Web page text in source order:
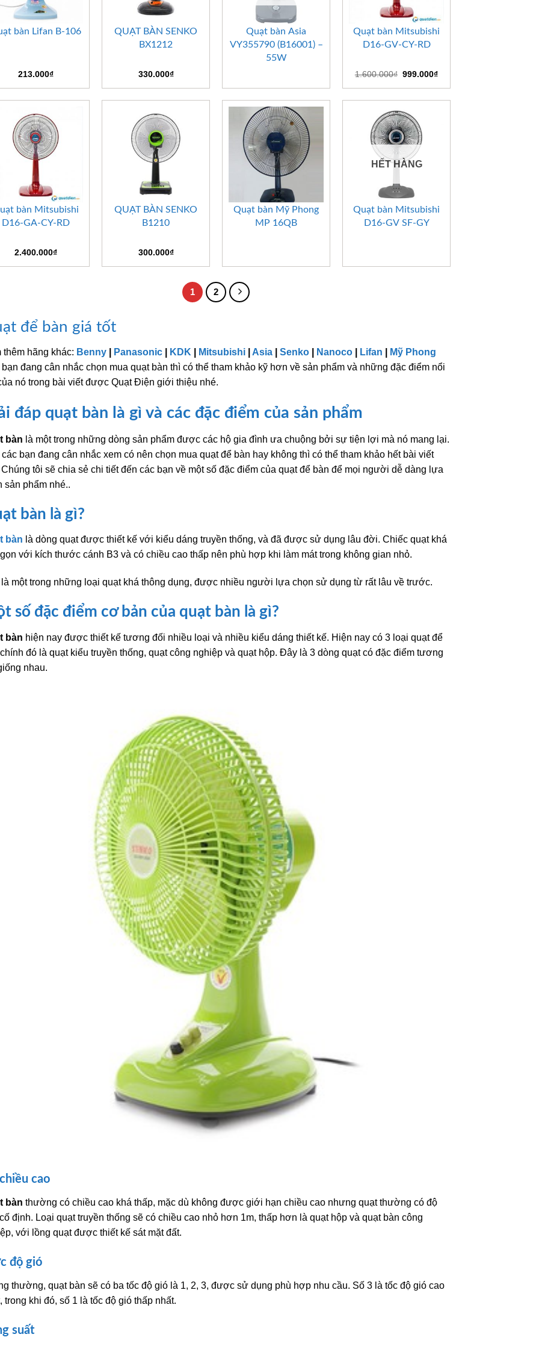
bàn Lifan B-106
213.000₫
QUẠT BÀN SENKO
BX1212
330.000₫
Quạt bàn Asia
VY355790 (B16001) –
55W
Quạt bàn Mitsubishi
D16-GV-CY-RD
1.600.000₫ Giá
là:
1.600.000₫.
999.000₫Giá
tại
là:
bàn Mitsubishi
D16-GA-CY-RD
2.400.000₫
QUẠT BÀN SENKO
B1210
300.000₫
Quạt bàn Mỹ Phong
MP 16QB
HẾT HÀNG
Quạt bàn Mitsubishi
D16-GV SF-GY
1 2
để bàn giá tốt
thêm hãng khác: Benny Panasonic KDK Mitsubishi Asia Senko Nanoco Lifan
Mỹ Phong
đang cân nhắc chọn mua quạt bàn thì có thể tham khảo kỹ hơn về sản phẩm và những đặc điểm nổi
nó trong bài viết được Quạt Điện giới thiệu nhé.
đáp quạt bàn là gì và các đặc điểm của sản phẩm
bàn là một trong những dòng sản phẩm được các hộ gia đình ưa chuộng bởi sự tiện lợi mà nó mang lại.
bạn đang cân nhắc xem có nên chọn mua quạt để bàn hay không thì có thể tham khảo hết bài viết
Chúng tôi sẽ chia sẻ chi tiết đến các bạn về một số đặc điểm của quạt để bàn để mọi người dễ dàng lựa
sản phẩm nhé..
bàn là gì?
bàn là dòng quạt được thiết kế với kiểu dáng truyền thống, và đã được sử dụng lâu đời. Chiếc quạt khá
với kích thước cánh B3 và có chiều cao thấp nên phù hợp khi làm mát trong không gian nhỏ.
một trong những loại quạt khá thông dụng, được nhiều người lựa chọn sử dụng từ rất lâu về trước.
số đặc điểm cơ bản của quạt bàn là gì?
bàn hiện nay được thiết kế tương đối nhiều loại và nhiều kiểu dáng thiết kế. Hiện nay có 3 loại quạt để
đó là quạt kiểu truyền thống, quạt công nghiệp và quạt hộp. Đây là 3 dòng quạt có đặc điểm tương
nhau.
cao
bàn thường có chiều cao khá thấp, mặc dù không được giới hạn chiều cao nhưng quạt thường có độ
định. Loại quạt truyền thống sẽ có chiều cao nhỏ hơn 1m, thấp hơn là quạt hộp và quạt bàn công
với lồng quạt được thiết kế sát mặt đất.
độ gió
thường, quạt bàn sẽ có ba tốc độ gió là 1, 2, 3, được sử dụng phù hợp nhu cầu. Số 3 là tốc độ gió cao
trong khi đó, số 1 là tốc độ gió thấp nhất.
suất